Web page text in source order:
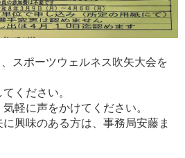
スポーツウェルネス吹矢大会を
ください。
軽に声をかけてください。
興味のある方は、事務局安藤ま